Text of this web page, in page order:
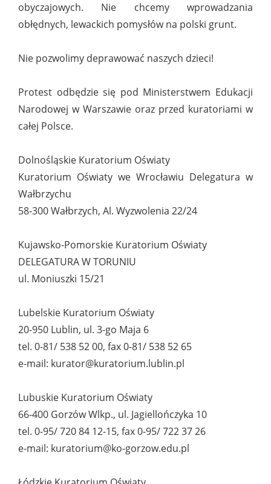
obyczajowych. Nie chcemy wprowadzania
obłędnych, lewackich pomysłów na polski grunt.
Nie pozwolimy deprawować naszych dzieci!
Protest odbędzie się pod Ministerstwem Edukacji
Narodowej w Warszawie oraz przed kuratoriami w
całej Polsce.
Dolnośląskie Kuratorium Oświaty
Kuratorium Oświaty we Wrocławiu Delegatura w
Wałbrzychu
58-300 Wałbrzych, Al. Wyzwolenia 22/24
Kujawsko-Pomorskie Kuratorium Oświaty
DELEGATURA W TORUNIU
ul. Moniuszki 15/21
Lubelskie Kuratorium Oświaty
20-950 Lublin, ul. 3-go Maja 6
tel. 0-81/ 538 52 00, fax 0-81/ 538 52 65
e-mail: kurator@kuratorium.lublin.pl
Lubuskie Kuratorium Oświaty
66-400 Gorzów Wlkp., ul. Jagiellończyka 10
tel. 0-95/ 720 84 12-15, fax 0-95/ 722 37 26
e-mail: kuratorium@ko-gorzow.edu.pl